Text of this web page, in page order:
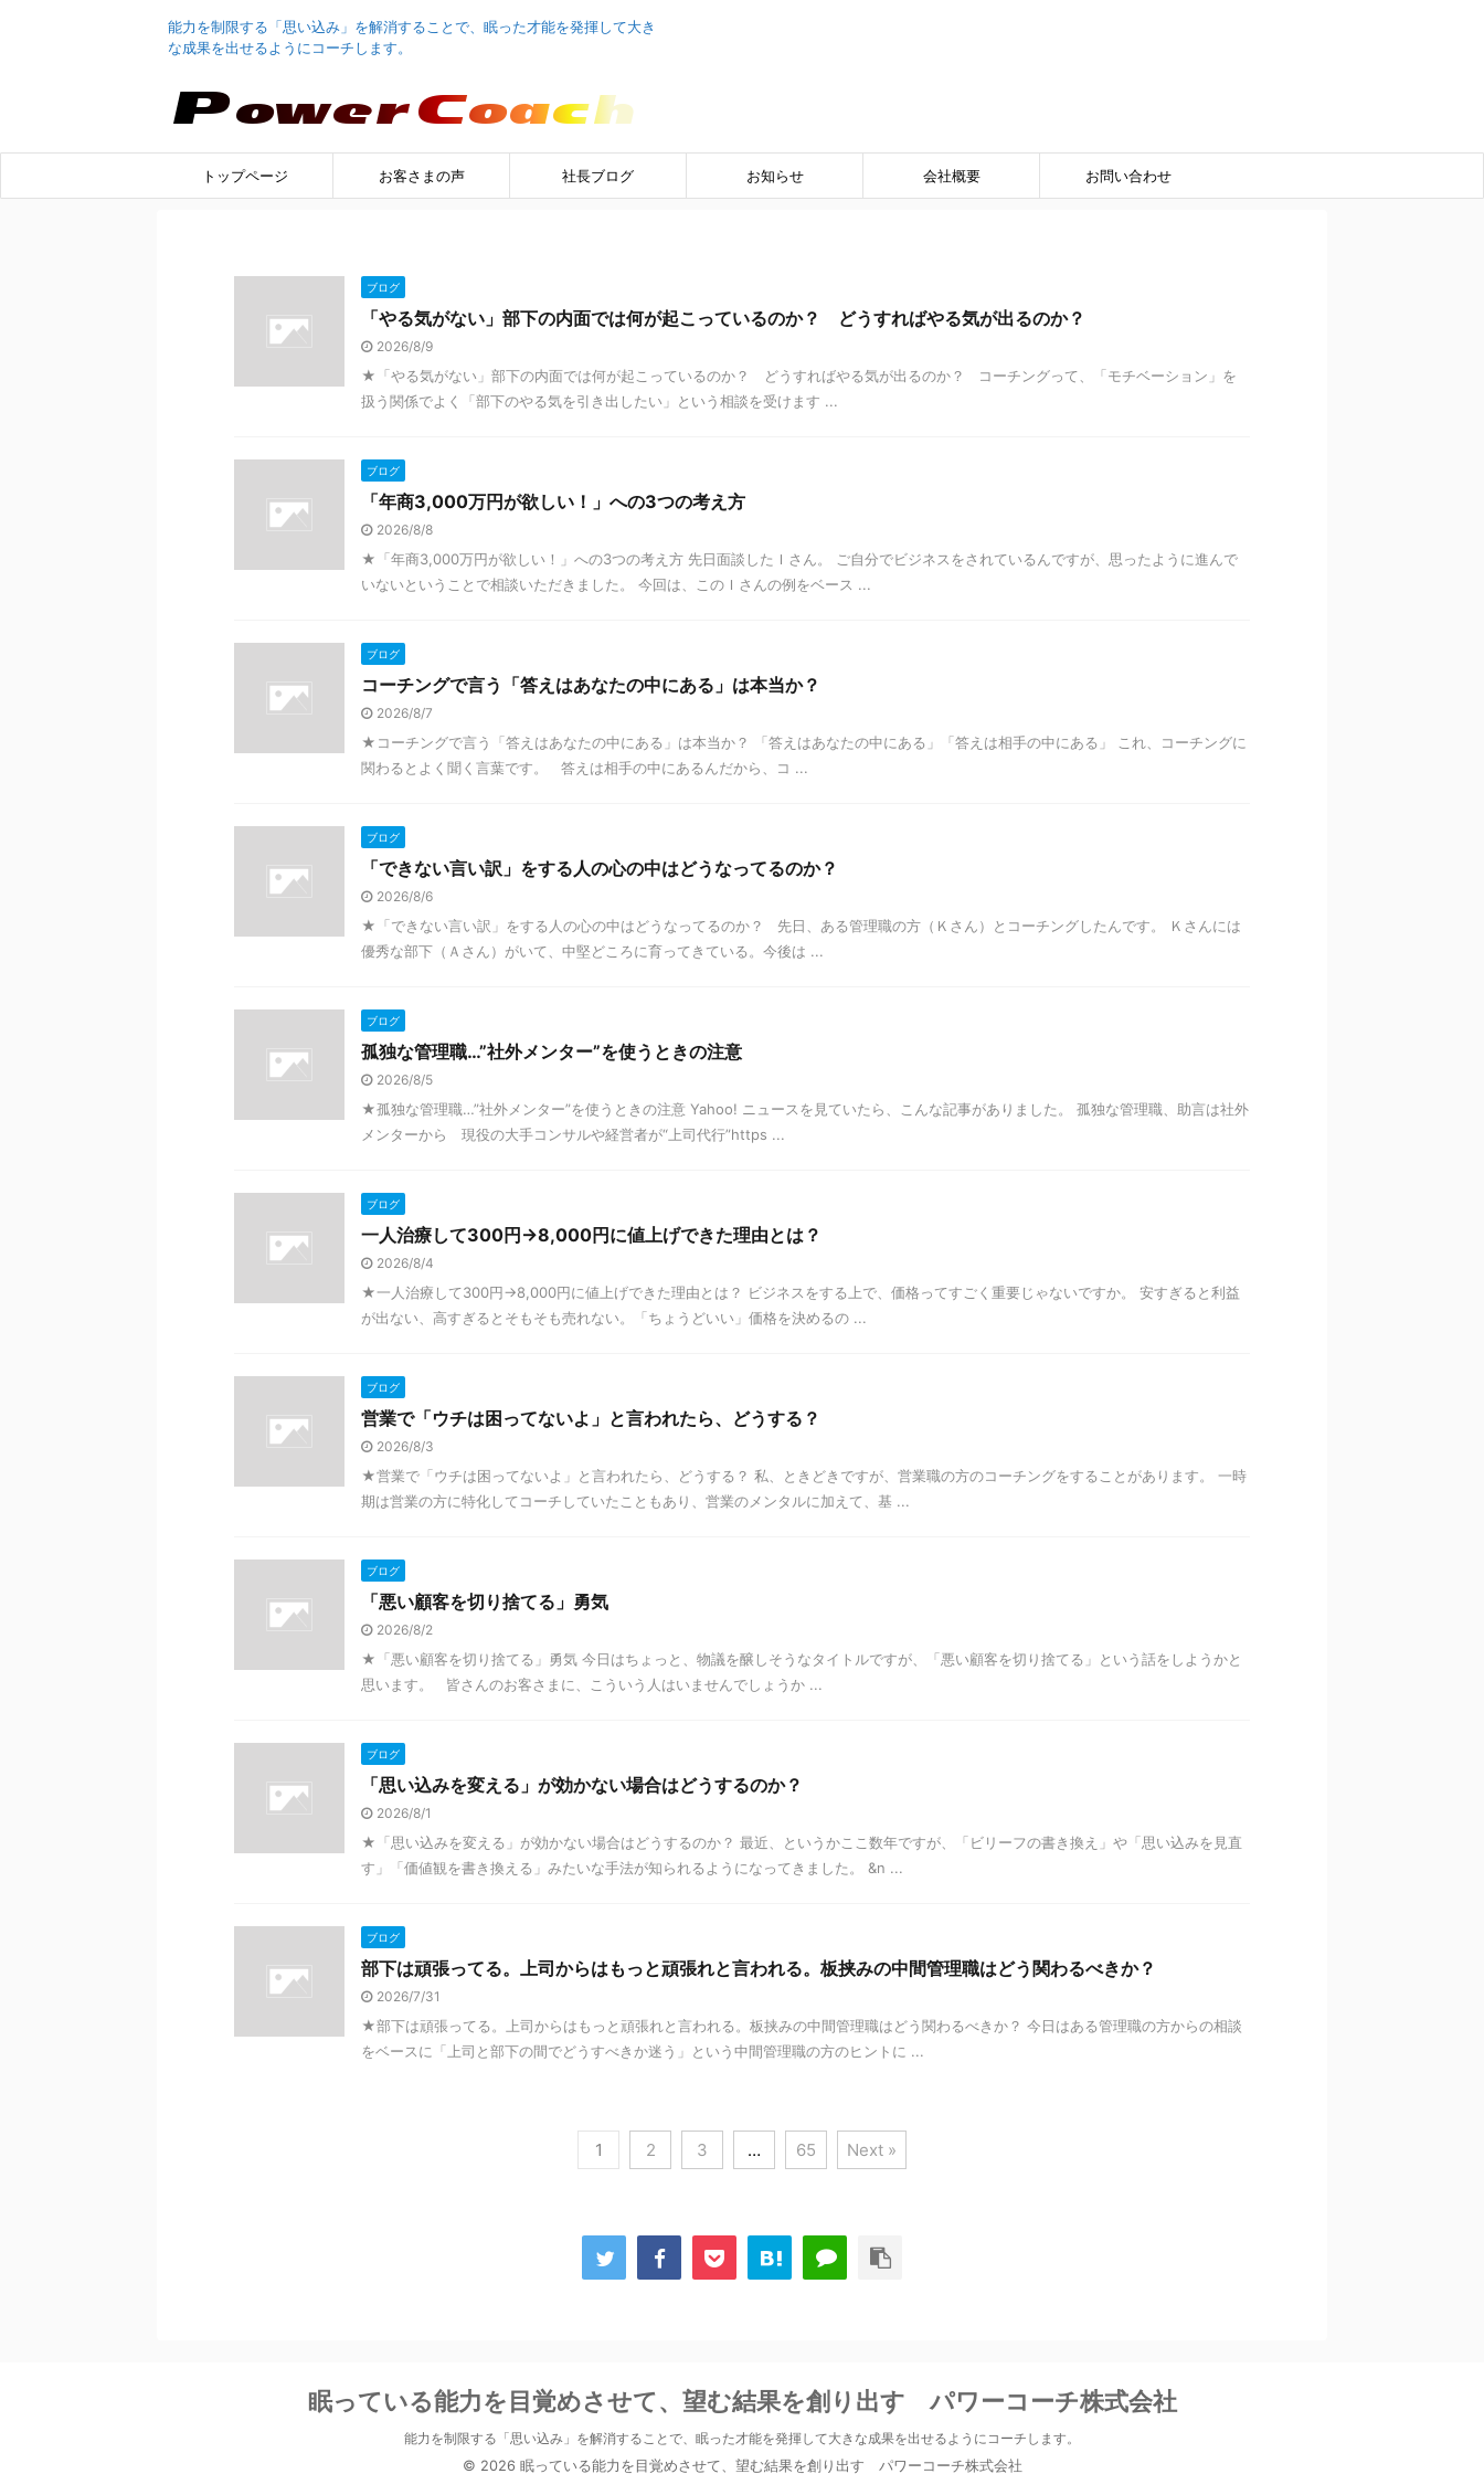
能力を制限する「思い込み」を解消することで、眠った才能を発揮して大き
な成果を出せるようにコーチします。
トップページ お客さまの声 社長ブログ お知らせ 会社概要 お問い合わせ
ブログ
「やる気がない」部下の内面では何が起こっているのか？ どうすればやる気が出るのか？
2026/8/9
★「やる気がない」部下の内面では何が起こっているのか？ どうすればやる気が出るのか？ コーチングって、「モチベーション」を
扱う関係でよく「部下のやる気を引き出したい」という相談を受けます ...
ブログ
「年商3,000万円が欲しい！」への3つの考え方
2026/8/8
★「年商3,000万円が欲しい！」への3つの考え方 先日面談したＩさん。 ご自分でビジネスをされているんですが、思ったように進んで
いないということで相談いただきました。 今回は、このＩさんの例をベース ...
ブログ
コーチングで言う「答えはあなたの中にある」は本当か？
2026/8/7
★コーチングで言う「答えはあなたの中にある」は本当か？ 「答えはあなたの中にある」「答えは相手の中にある」 これ、コーチングに
関わるとよく聞く言葉です。 答えは相手の中にあるんだから、コ ...
ブログ
「できない言い訳」をする人の心の中はどうなってるのか？
2026/8/6
★「できない言い訳」をする人の心の中はどうなってるのか？ 先日、ある管理職の方（Ｋさん）とコーチングしたんです。 Ｋさんには
優秀な部下（Ａさん）がいて、中堅どころに育ってきている。今後は ...
ブログ
孤独な管理職…”社外メンター”を使うときの注意
2026/8/5
★孤独な管理職…”社外メンター”を使うときの注意 Yahoo! ニュースを見ていたら、こんな記事がありました。 孤独な管理職、助言は社外
メンターから 現役の大手コンサルや経営者が“上司代行”https ...
ブログ
一人治療して300円→8,000円に値上げできた理由とは？
2026/8/4
★一人治療して300円→8,000円に値上げできた理由とは？ ビジネスをする上で、価格ってすごく重要じゃないですか。 安すぎると利益
が出ない、高すぎるとそもそも売れない。「ちょうどいい」価格を決めるの ...
ブログ
営業で「ウチは困ってないよ」と言われたら、どうする？
2026/8/3
★営業で「ウチは困ってないよ」と言われたら、どうする？ 私、ときどきですが、営業職の方のコーチングをすることがあります。 一時
期は営業の方に特化してコーチしていたこともあり、営業のメンタルに加えて、基 ...
ブログ
「悪い顧客を切り捨てる」勇気
2026/8/2
★「悪い顧客を切り捨てる」勇気 今日はちょっと、物議を醸しそうなタイトルですが、「悪い顧客を切り捨てる」という話をしようかと
思います。 皆さんのお客さまに、こういう人はいませんでしょうか ...
ブログ
「思い込みを変える」が効かない場合はどうするのか？
2026/8/1
★「思い込みを変える」が効かない場合はどうするのか？ 最近、というかここ数年ですが、「ビリーフの書き換え」や「思い込みを見直
す」「価値観を書き換える」みたいな手法が知られるようになってきました。 &n ...
ブログ
部下は頑張ってる。上司からはもっと頑張れと言われる。板挟みの中間管理職はどう関わるべきか？
2026/7/31
★部下は頑張ってる。上司からはもっと頑張れと言われる。板挟みの中間管理職はどう関わるべきか？ 今日はある管理職の方からの相談
をベースに「上司と部下の間でどうすべきか迷う」という中間管理職の方のヒントに ...
1 2 3 … 65 Next »
眠っている能力を目覚めさせて、望む結果を創り出す パワーコーチ株式会社
能力を制限する「思い込み」を解消することで、眠った才能を発揮して大きな成果を出せるようにコーチします。
© 2026 眠っている能力を目覚めさせて、望む結果を創り出す パワーコーチ株式会社